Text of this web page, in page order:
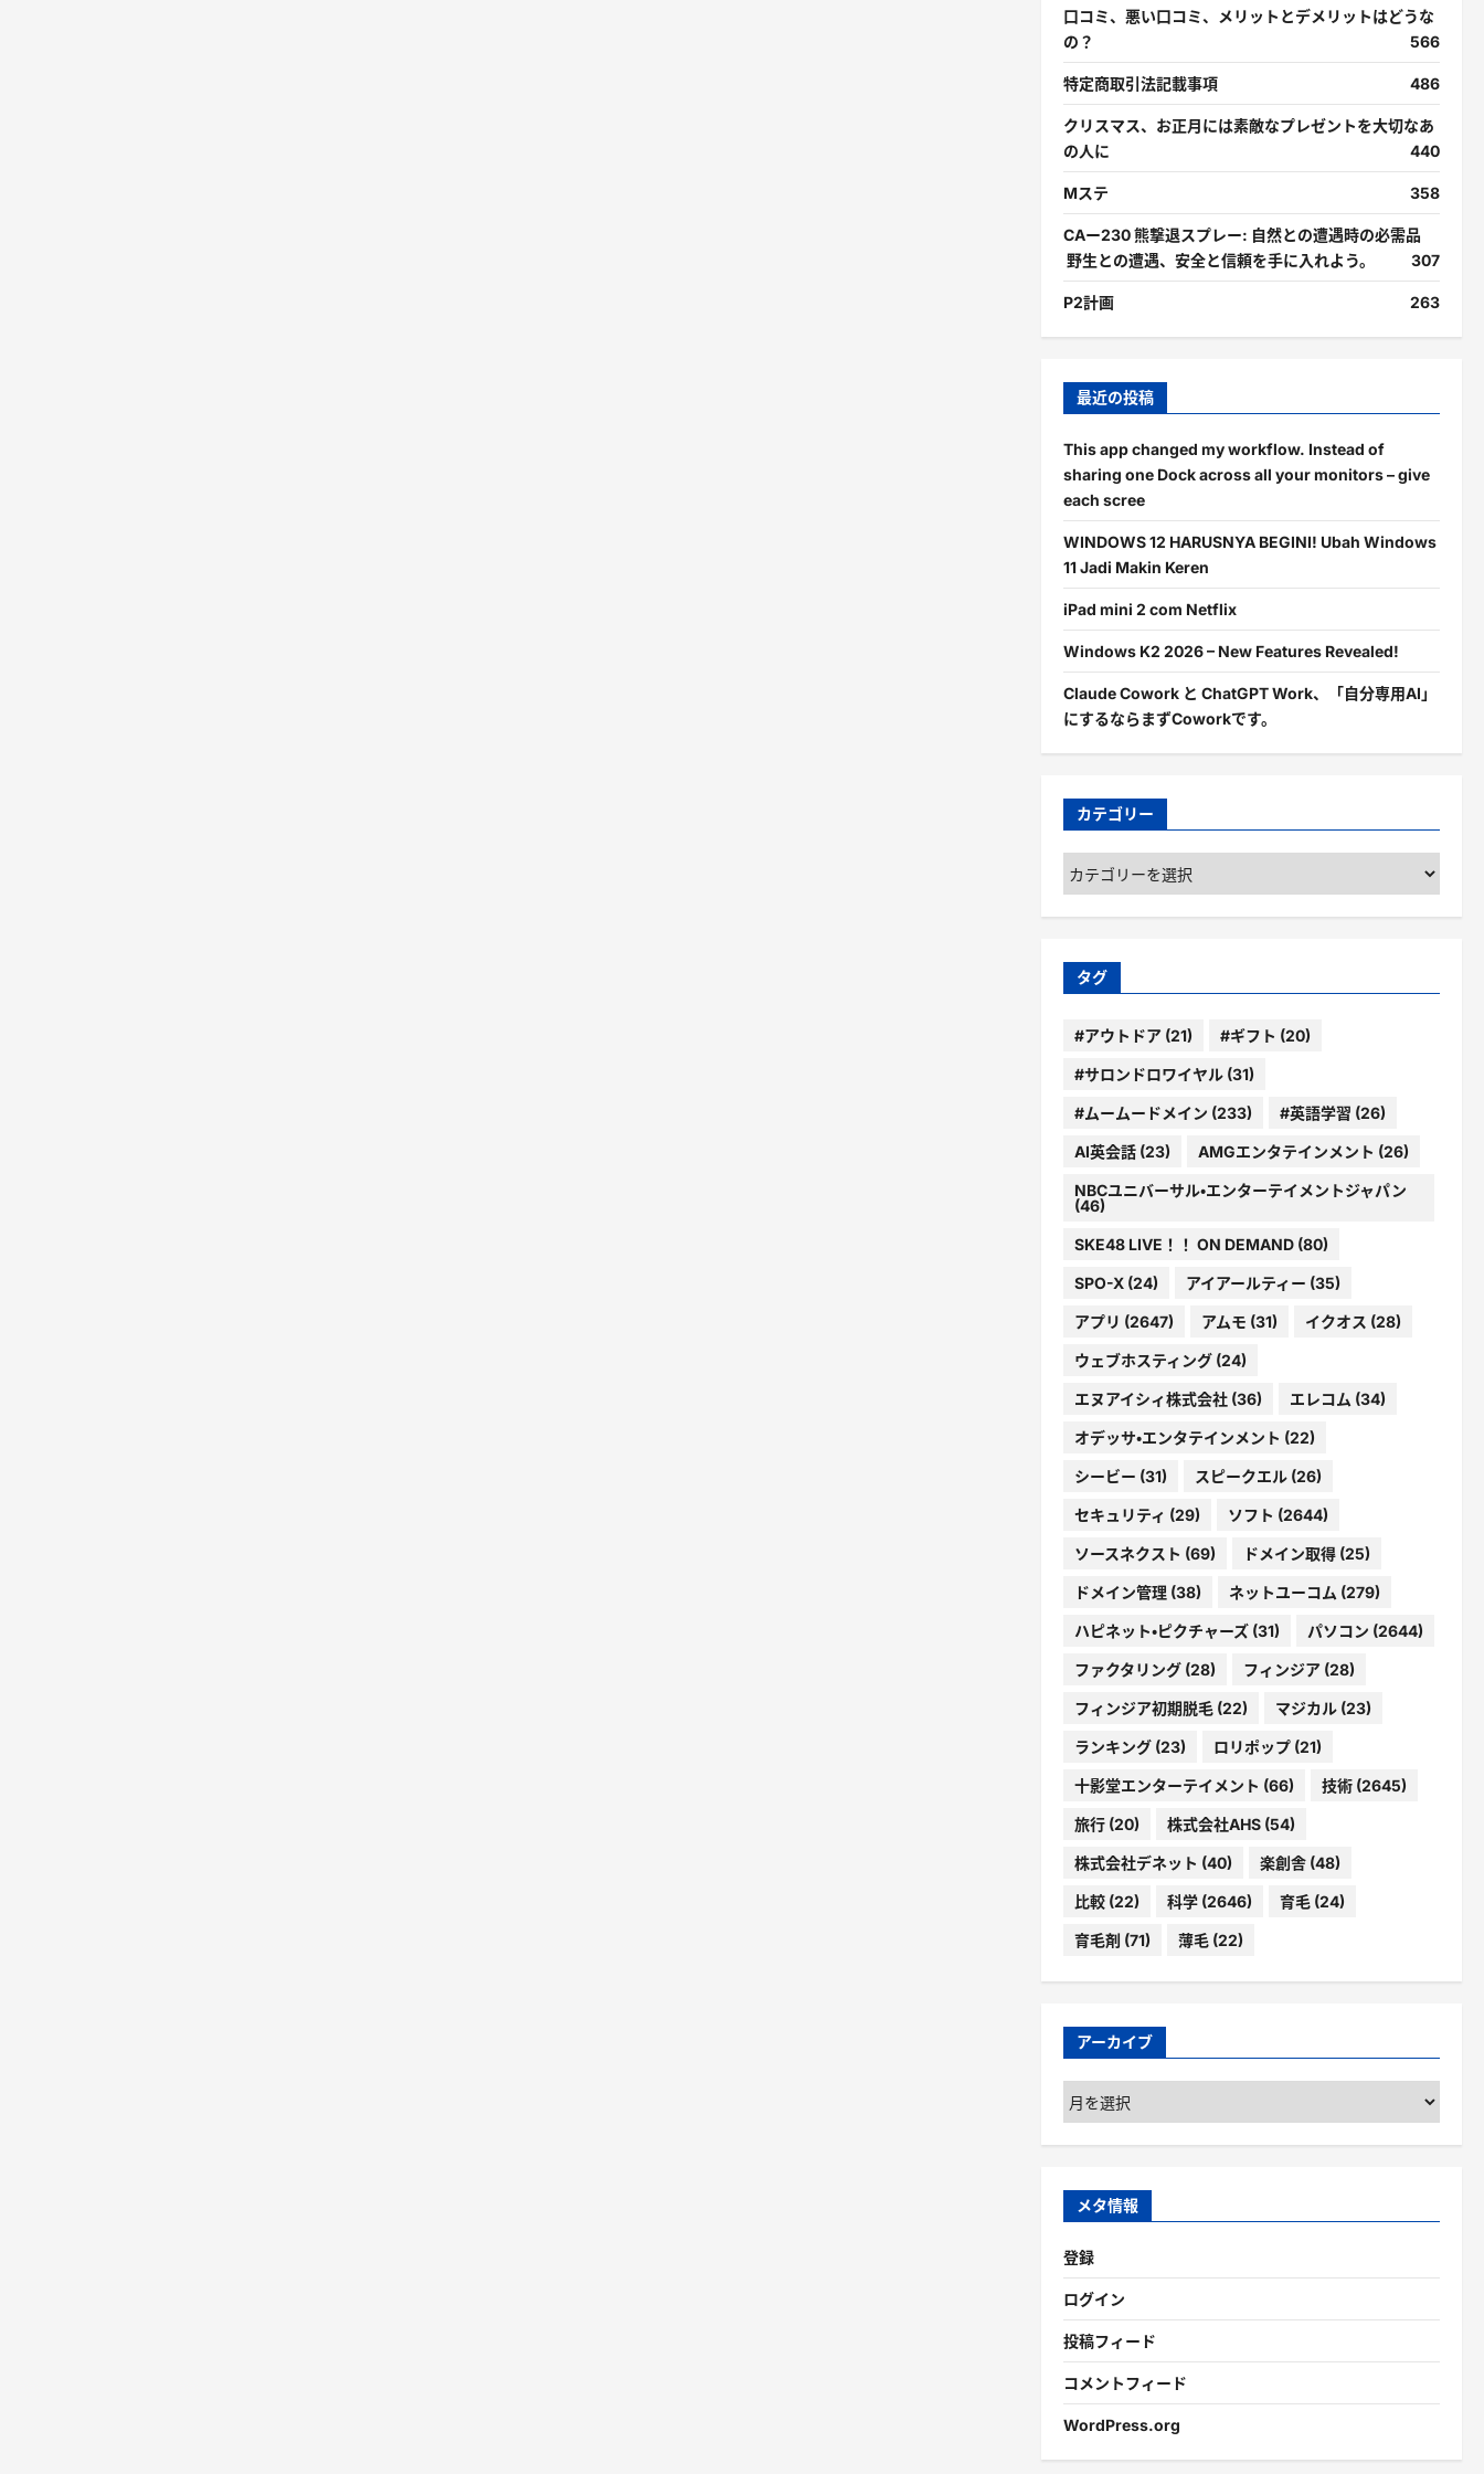
口コミ、悪い口コミ、メリットとデメリットはどうな
の？
566
特定商取引法記載事項 486
クリスマス、お正月には素敵なプレゼントを大切なあ
の人に
440
Mステ 358
CAー230 熊撃退スプレー: 自然との遭遇時の必需品
野生との遭遇、安全と信頼を手に入れよう。
307
P2計画 263
最近の投稿
This app changed my workflow. Instead of
sharing one Dock across all your monitors – give
each scree
WINDOWS 12 HARUSNYA BEGINI! Ubah Windows
11 Jadi Makin Keren
iPad mini 2 com Netflix
Windows K2 2026 – New Features Revealed!
Claude Cowork と ChatGPT Work、「自分専用AI」
にするならまずCoworkです。
カテゴリー
カ
テ
ゴ
ー
タグ
#アウトドア(21) #ギフト (20)
#サロンドロワイヤル(31)
#ムームードメイン (233) #英語学習 (26)
AI英会話(23) AMGエンタテインメント (26)
NBCユニバーサル・エンターテイメントジャパン
(46)
SKE48 LIVE！！ ON DEMAND(80)
SPO-X(24) アイアールティー (35)
アプリ (2647) アムモ (31) イクオス (28)
ウェブホスティング(24)
エヌアイシィ株式会社(36) エレコム (34)
オデッサ・エンタテインメント (22)
シービー (31) スピークエル(26)
セキュリティ (29) ソフト (2644)
ソースネクスト (69) ドメイン取得(25)
ドメイン管理(38) ネットユーコム (279)
ハピネット・ピクチャーズ(31) パソコン (2644)
ファクタリング(28) フィンジア(28)
フィンジア初期脱毛(22) マジカル(23)
ランキング(23) ロリポップ(21)
十影堂エンターテイメント (66) 技術(2645)
旅行(20) 株式会社AHS(54)
株式会社デネット (40) 楽創舎(48)
比較(22) 科学(2646) 育毛(24)
育毛剤 (71) 薄毛(22)
アーカイブ
ア
ー
カ
ブ
メタ情報
登録
ログイン
投稿フィード
コメントフィード
WordPress.org